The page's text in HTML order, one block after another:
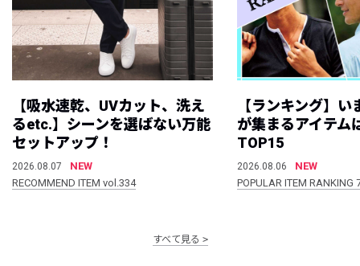
【吸水速乾、UVカット、洗え
るetc.】シーンを選ばない万能
セットアップ！
2026.08.07
NEW
RECOMMEND ITEM vol.334
【ランキング】
が集まるアイテム
TOP15
2026.08.06
NEW
POPULAR ITEM
すべて見る